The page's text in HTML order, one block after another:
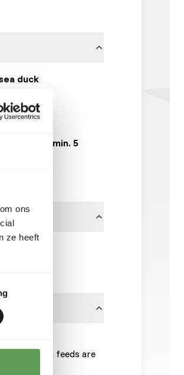
ons
ze heeft
duck
levertijd min. 5
all floating feeds are